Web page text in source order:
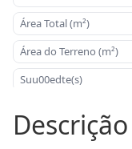
Área Total (m²)
Área do Terreno (m²)
Suu00edte(s)
u00c1rea do terreno -
Descrição